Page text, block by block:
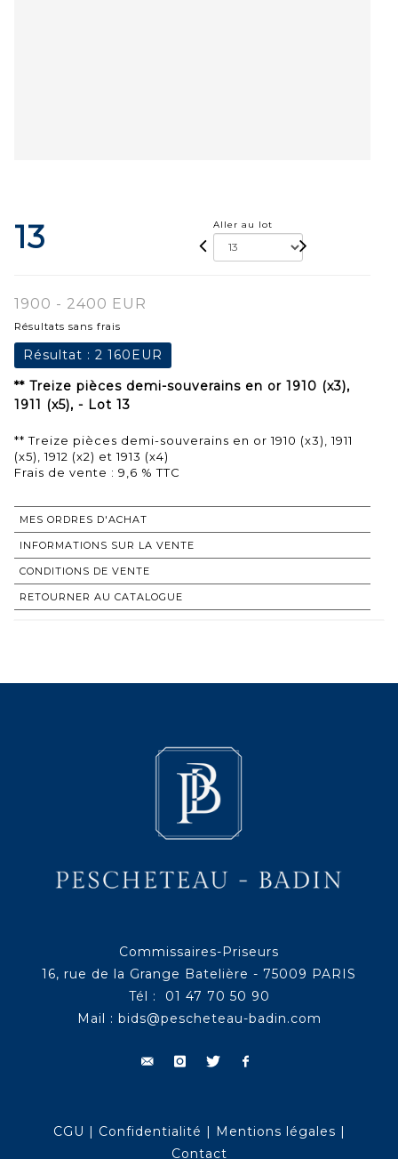
13 Aller au lot
1900 - 2400 EUR
Résultats sans frais
Résultat : 2 160EUR
** Treize pièces demi-souverains en or 1910 (x3),
1911 (x5), - Lot 13
** Treize pièces demi-souverains en or 1910 (x3), 1911
(x5), 1912 (x2) et 1913 (x4)
Frais de vente : 9,6 % TTC
MES ORDRES D'ACHAT
INFORMATIONS SUR LA VENTE
CONDITIONS DE VENTE
RETOURNER AU CATALOGUE
Commissaires-Priseurs
16, rue de la Grange Batelière - 75009 PARIS
Tél : 01 47 70 50 90
Mail : bids@pescheteau-badin.com
CGU | Confidentialité | Mentions légales |
Contact